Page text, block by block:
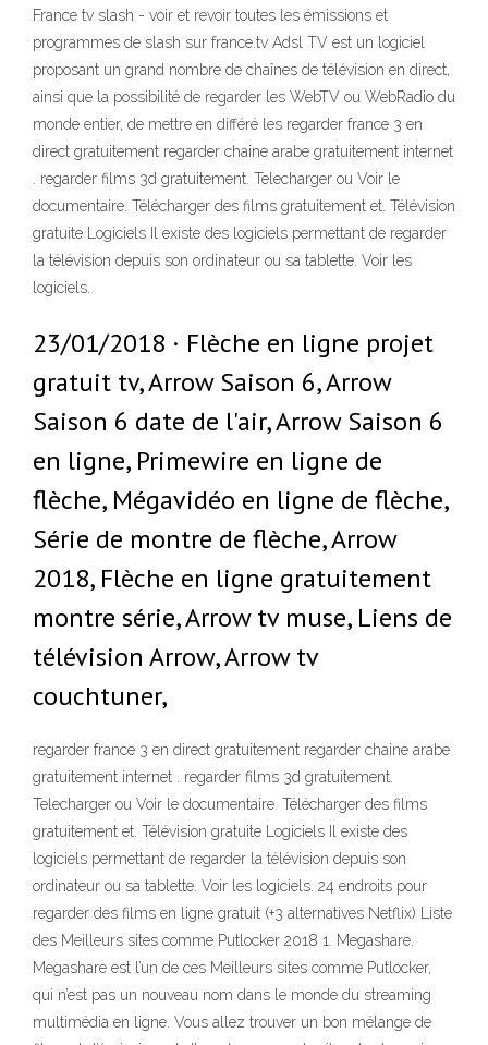
France tv slash - voir et revoir toutes les émissions et
programmes de slash sur france.tv Adsl TV est un logiciel
proposant un grand nombre de chaînes de télévision en direct,
ainsi que la possibilité de regarder les WebTV ou WebRadio du
monde entier, de mettre en différé les regarder france 3 en
direct gratuitement regarder chaine arabe gratuitement internet
. regarder films 3d gratuitement. Telecharger ou Voir le
documentaire. Télécharger des films gratuitement et. Télévision
gratuite Logiciels Il existe des logiciels permettant de regarder
la télévision depuis son ordinateur ou sa tablette. Voir les
logiciels.
23/01/2018 · Flèche en ligne projet
gratuit tv, Arrow Saison 6, Arrow
Saison 6 date de l'air, Arrow Saison 6
en ligne, Primewire en ligne de
flèche, Mégavidéo en ligne de flèche,
Série de montre de flèche, Arrow
2018, Flèche en ligne gratuitement
montre série, Arrow tv muse, Liens de
télévision Arrow, Arrow tv
couchtuner,
regarder france 3 en direct gratuitement regarder chaine arabe
gratuitement internet . regarder films 3d gratuitement.
Telecharger ou Voir le documentaire. Télécharger des films
gratuitement et. Télévision gratuite Logiciels Il existe des
logiciels permettant de regarder la télévision depuis son
ordinateur ou sa tablette. Voir les logiciels. 24 endroits pour
regarder des films en ligne gratuit (+3 alternatives Netflix) Liste
des Meilleurs sites comme Putlocker 2018 1. Megashare.
Megashare est l’un de ces Meilleurs sites comme Putlocker,
qui n’est pas un nouveau nom dans le monde du streaming
multimédia en ligne. Vous allez trouver un bon mélange de